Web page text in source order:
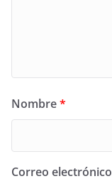
Nombre*
Correo electrónico